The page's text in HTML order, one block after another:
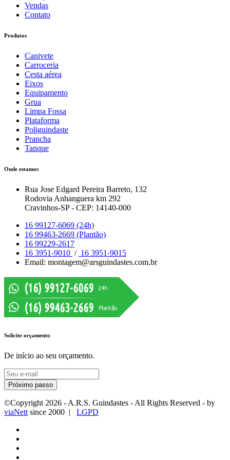
Vendas
Contato
Produtos
Canivete
Carroceria
Cesta aérea
Eixos
Equipamento
Grua
Limpa Fossa
Plataforma
Poliguindaste
Prancha
Tanque
Onde estamos
Rua Jose Edgard Pereira Barreto, 132
Rodovia Anhanguera km 292
Cravinhos-SP - CEP: 14140-000
16 99127-6069 (24h)
16 99463-2669 (Plantão)
16 99229-2617
16 3951-9010 / 16 3951-9015
Email: montagem@arsguindastes.com.br
Solicite orçamento
De início ao seu orçamento.
Próximo passo
©Copyright 2026 - A.R.S. Guindastes - All Rights Reserved - by
viaNett since 2000 | LGPD